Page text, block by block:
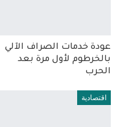
عودة خدمات الصراف الآلي
بالخرطوم لأول مرة بعد
الحرب
اقتصادية